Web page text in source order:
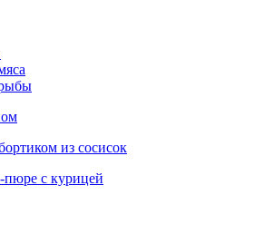
из сосисок
с курицей